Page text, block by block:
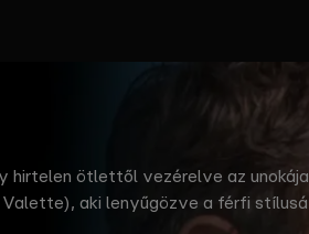
hirtelen ötlettől vezérelve az
aki lenyűgözve a férfi